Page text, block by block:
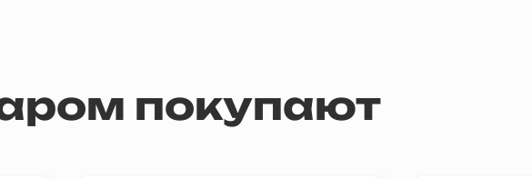
покупают